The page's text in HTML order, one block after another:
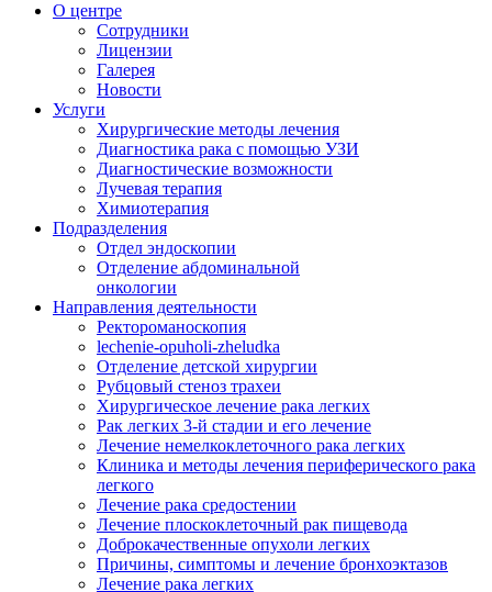
О центре
Сотрудники
Лицензии
Галерея
Новости
Услуги
Хирургические методы лечения
Диагностика рака с помощью УЗИ
Диагностические возможности
Лучевая терапия
Химиотерапия
Подразделения
Отдел эндоскопии
Отделение абдоминальной
онкологии
Направления деятельности
Ректороманоскопия
lechenie-opuholi-zheludka
Отделение детской хирургии
Рубцовый стеноз трахеи
Хирургическое лечение рака легких
Рак легких 3-й стадии и его лечение
Лечение немелкоклеточного рака легких
Клиника и методы лечения периферического рака
легкого
Лечение рака средостении
Лечение плоскоклеточный рак пищевода
Доброкачественные опухоли легких
Причины, симптомы и лечение бронхоэктазов
Лечение рака легких